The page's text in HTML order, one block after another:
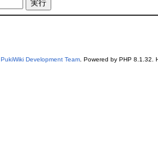
PukiWiki Development Team. Powered by PHP 8.1.32.